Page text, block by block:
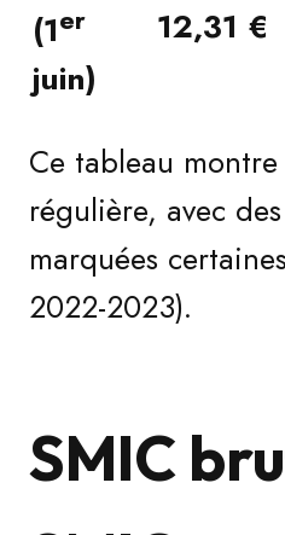
(1er
juin)
12,31 €
Ce tableau
régulière, avec des
marquées
2022-2023).
SMIC